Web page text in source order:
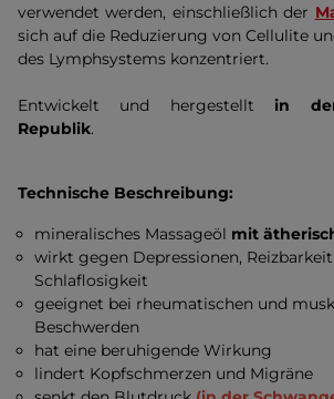
verwendet werden, einschließlich der
sich auf die Reduzierung von Cellulite
des Lymphsystems konzentriert.
Entwickelt und hergestellt in der
Republik.
Technische Beschreibung:
mineralisches Massageöl mit
wirkt gegen Depressionen,
Schlaflosigkeit
geeignet bei rheumatischen und
Beschwerden
hat eine beruhigende Wirkung
lindert Kopfschmerzen und Migräne